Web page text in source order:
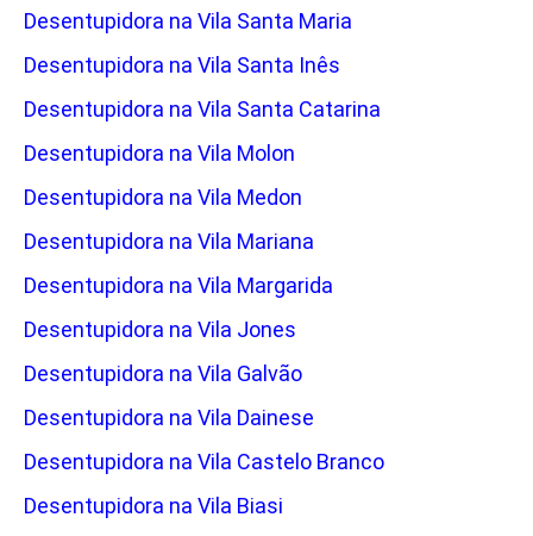
Desentupidora na Vila Santa Maria
Desentupidora na Vila Santa Inês
Desentupidora na Vila Santa Catarina
Desentupidora na Vila Molon
Desentupidora na Vila Medon
Desentupidora na Vila Mariana
Desentupidora na Vila Margarida
Desentupidora na Vila Jones
Desentupidora na Vila Galvão
Desentupidora na Vila Dainese
Desentupidora na Vila Castelo Branco
Desentupidora na Vila Biasi